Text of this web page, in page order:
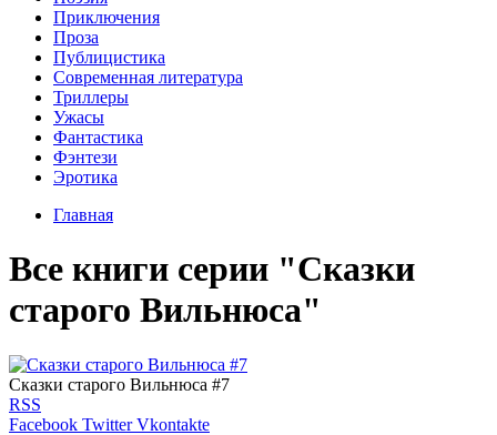
Приключения
Проза
Публицистика
Современная литература
Триллеры
Ужасы
Фантастика
Фэнтези
Эротика
Главная
Все книги серии "Сказки
старого Вильнюса"
Сказки старого Вильнюса #7
RSS
Facebook Twitter Vkontakte